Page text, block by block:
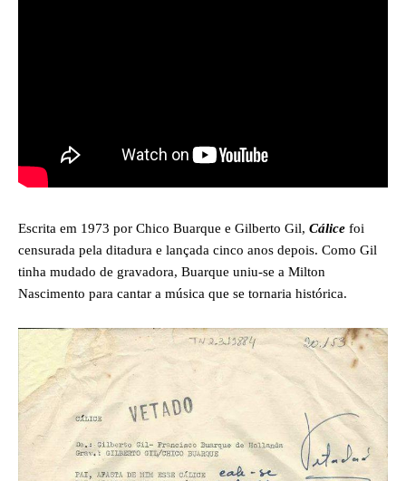
Escrita em 1973 por Chico Buarque e Gilberto Gil, Cálice foi
censurada pela ditadura e lançada cinco anos depois. Como Gil
tinha mudado de gravadora, Buarque uniu-se a Milton
Nascimento para cantar a música que se tornaria histórica.